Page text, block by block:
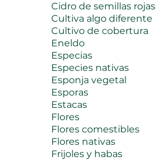
Cidro de semillas rojas
Cultiva algo diferente
Cultivo de cobertura
Eneldo
Especias
Especies nativas
Esponja vegetal
Esporas
Estacas
Flores
Flores comestibles
Flores nativas
Frijoles y habas